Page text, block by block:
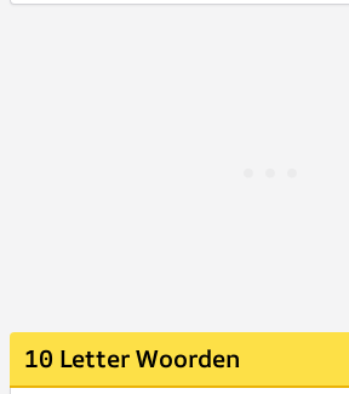
10 Letter Woorden